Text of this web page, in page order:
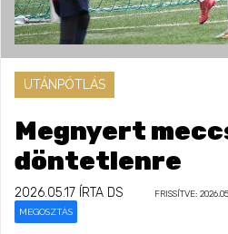
UTÁNPÓTLÁS
Megnyert
döntetlenre
2026.05.17 ÍRTA DS FRISSÍTVE:
MEGOSZTÁS